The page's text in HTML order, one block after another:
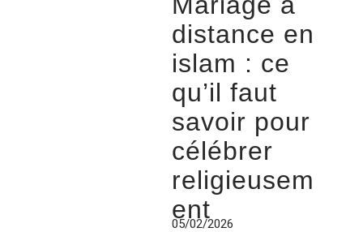
distance en
islam : ce
qu’il faut
savoir pour
célébrer
religieusem
ent
05/02/2026